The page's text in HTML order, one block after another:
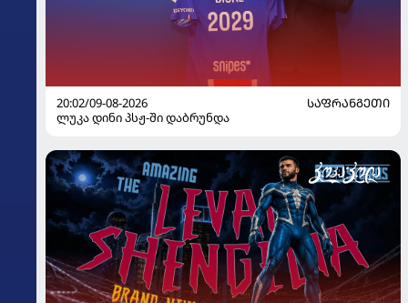
20:02/09-08-2026
ᲡᲐᲤᲠᲐᲜᲒᲔᲗᲘ
ლუკა დინი პსჟ-ში დაბრუნდა